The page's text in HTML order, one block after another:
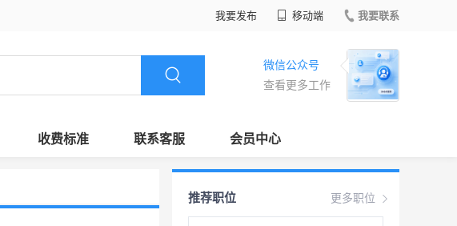
我要发布 移动端 我要联系
微信公众号
查看更多工作
收费标准 联系客服 会员中心
更多职位
推荐职位